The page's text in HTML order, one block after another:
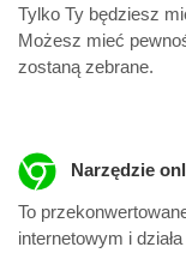
Tylko Ty będziesz
Możesz mieć
zostaną zebrane.
Narzędzie
To
internetowym i